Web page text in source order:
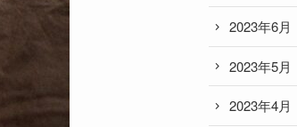
2023年6月
2023年5月
2023年4月